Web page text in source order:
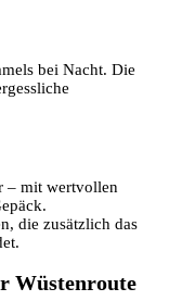
bei Nacht. Die
– mit wertvollen
die zusätzlich das
Wüstenroute